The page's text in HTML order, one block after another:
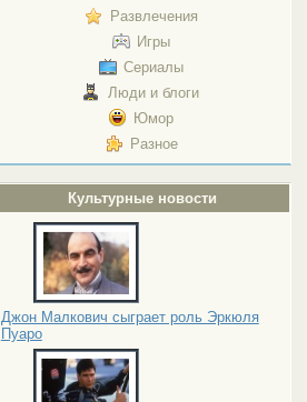
Развлечения
Игры
Сериалы
Люди и блоги
Юмор
Разное
Культурные новости
Джон Малкович сыграет роль Эркюля
Пуаро